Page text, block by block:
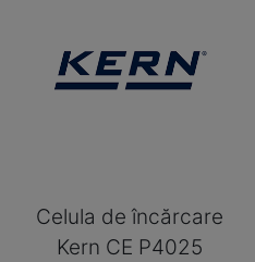
Celula de încărcare
Kern CE P4025